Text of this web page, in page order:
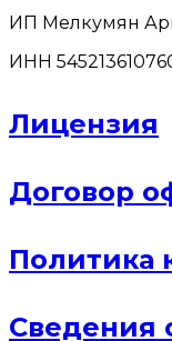
ИП Мелкумян
ИНН
Лицензия
Договор
Политика
Сведения